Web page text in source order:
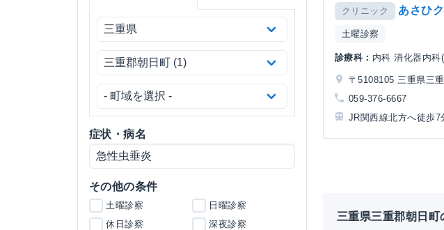
症状・病名
その他の条件
土曜診察
日曜診察
休日診察
深夜診察
クリニック あさひ
土曜診察
診療科： 内科 消化器内
〒5108105 三重県三
059-376-6667
JR関西線北方へ徒歩7
三重県三重郡朝日